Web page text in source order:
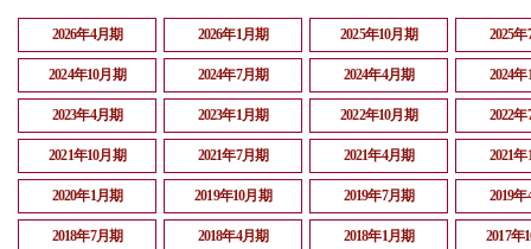
2026年4月期 2026年1月期 2025年10月期 2025
2024年10月期 2024年7月期 2024年4月期 2024
2023年4月期 2023年1月期 2022年10月期 2022
2021年10月期 2021年7月期 2021年4月期 2021
2020年1月期 2019年10月期 2019年7月期 2019
2018年7月期 2018年4月期 2018年1月期 2017年